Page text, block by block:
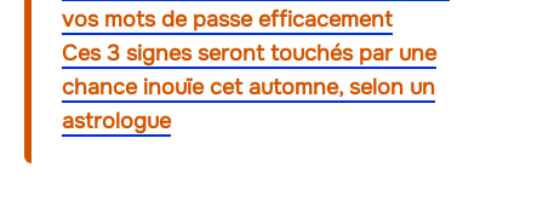
vos mots de passe efficacement
Ces 3 signes seront touchés par une
chance inouïe cet automne, selon un
astrologue